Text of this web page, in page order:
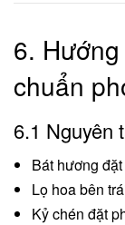
6.
chuẩn
6.1 Nguyên
Bát hương
Lọ hoa bên
Kỷ chén đặt